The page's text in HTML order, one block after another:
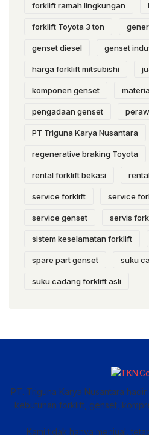
forklift ramah lingkungan
forklift Toyota 3 ton
genset diesel genset
harga forklift mitsubishi
komponen genset
pengadaan genset
PT Triguna Karya Nusantara
regenerative braking Toyota
rental forklift bekasi
service forklift service
service genset servis
sistem keselamatan forklift
spare part genset suku
suku cadang forklift asli
PT. Triguna Karya Nusantara
kebutuhan forklift, genset,
Kami tidak hanya menjual,